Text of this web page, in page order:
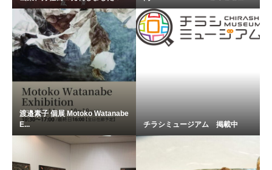
渡邉素子 個展 Motoko Watanabe
E...
チラシミュージアム 掲載中